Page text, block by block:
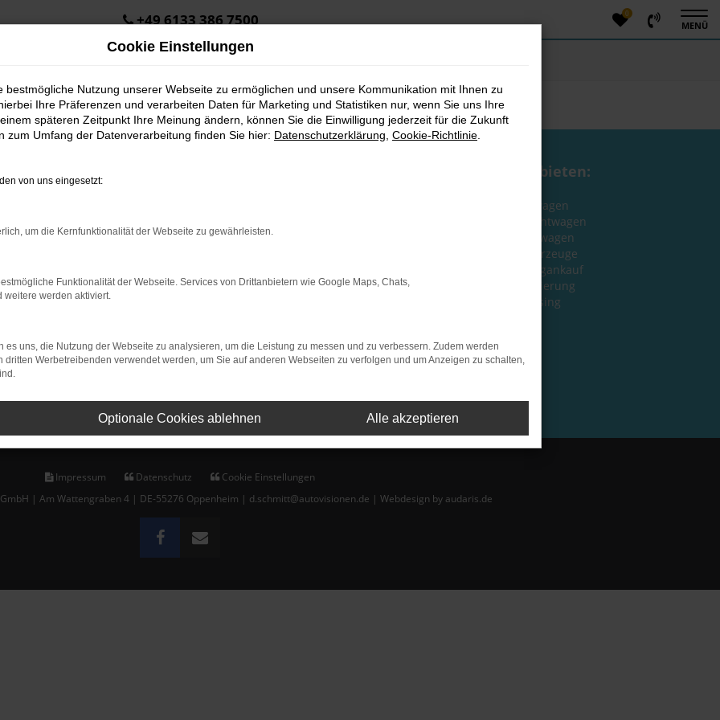
+49 6133 386 7500 0
MENÜ
8:00 bis 12:30 Uhr
08:00 bis 15:00 Uhr
+49 6133 386 7500
Wir bieten:
Neuwagen
Gebrauchtwagen
Jahreswagen
EU-Fahrzeuge
Fahrzeugankauf
Finanzierung
Leasing
Impressum Datenschutz
Cookie Einstellungen
| Am Wattengraben 4 | DE-55276 Oppenheim | d.schmitt@autovisionen.de | Webdesign by audaris.de
Cookie Einstellungen
bestmögliche Nutzung unserer Webseite zu ermöglichen und unsere Kommunikation mit Ihnen zu
Ihre Präferenzen und verarbeiten Daten für Marketing und Statistiken nur, wenn Sie uns Ihre
späteren Zeitpunkt Ihre Meinung ändern, können Sie die Einwilligung jederzeit für die Zukunft
zum Umfang der Datenverarbeitung finden Sie hier: Datenschutzerklärung Cookie-Richtlinie
von uns eingesetzt:
um die Kernfunktionalität der Webseite zu gewährleisten.
Funktionalität der Webseite. Services von Drittanbietern wie Google Maps, Chats,
weitere werden aktiviert.
es uns, die Nutzung der Webseite zu analysieren, um die Leistung zu messen und zu verbessern. Zudem werden
dritten Werbetreibenden verwendet werden, um Sie auf anderen Webseiten zu verfolgen und um Anzeigen zu schalten,
Optionale Cookies ablehnen Alle akzeptieren